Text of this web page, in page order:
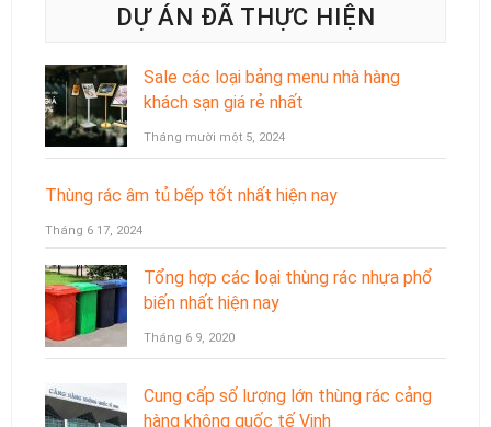
DỰ ÁN ĐÃ THỰC HIỆN
Sale các loại bảng menu nhà hàng
khách sạn giá rẻ nhất
Tháng mười một 5, 2024
Thùng rác âm tủ bếp tốt nhất hiện nay
Tháng 6 17, 2024
Tổng hợp các loại thùng rác nhựa phổ
biến nhất hiện nay
Tháng 6 9, 2020
Cung cấp số lượng lớn thùng rác cảng
hàng không quốc tế Vinh